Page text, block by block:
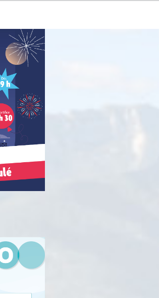
Comme chaque été, la Ville